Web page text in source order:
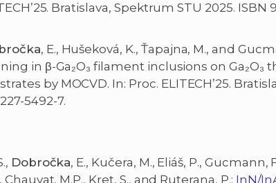
Bratislava, Spektrum STU 2025. ISBN
, E., Hušeková, K., Ťapajna, M., and
in β-Ga₂O₃ filament inclusions on Ga₂O₃
by MOCVD. In: Proc. ELITECH’25.
5492-7.
Dobročka, E., Kučera, M., Eliáš, P., Gucmann,
M.P., Kret, S., and Ruterana, P.: InN/